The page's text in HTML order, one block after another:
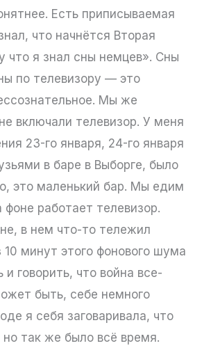
Есть приписываемая
что начнётся Вторая
что я знал сны немцев». Сны
по телевизору — это
Мы же
включали телевизор. У меня
23-го января, 24-го января
в баре в Выборге, было
это маленький бар. Мы едим
фоне работает телевизор.
в нем что-то тележил
10 минут этого фонового шума
говорить, что война все-
быть, себе немного
я себя заговаривала, что
так же было всё время.